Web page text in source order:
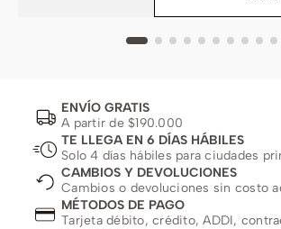
ENVÍO GRATIS
A partir de $190.000
TE LLEGA EN 6 DÍAS HÁBILES
Solo 4 días hábiles para ciudades
CAMBIOS Y DEVOLUCIONES
Cambios o devoluciones sin costo
MÉTODOS DE PAGO
Tarjeta débito, crédito, ADDI,